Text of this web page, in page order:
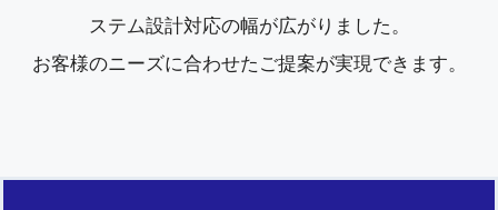
ステム設計対応の幅が広がりました。
お客様のニーズに合わせたご提案が実現できます。